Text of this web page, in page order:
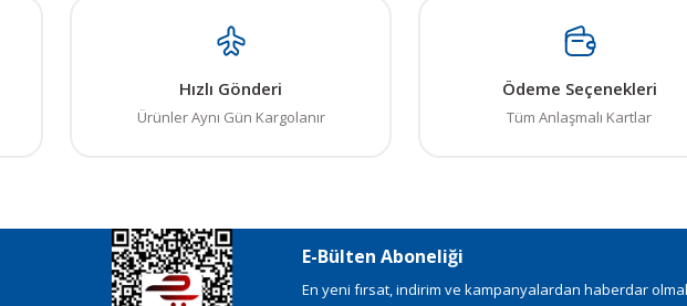
Hızlı Gönderi
Ürünler Aynı Gün Kargolanır
Ödeme Seçenekleri
Tüm Anlaşmalı Kartlar
E-Bülten Aboneliği
En yeni fırsat, indirim ve kampanyalardan haberdar